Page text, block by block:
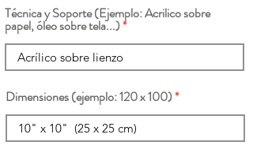
Técnica y Soporte (Ejemplo: Acrilico sobre
papel, óleo sobre tela...)
Dimensiones (ejemplo: 120 x 100)